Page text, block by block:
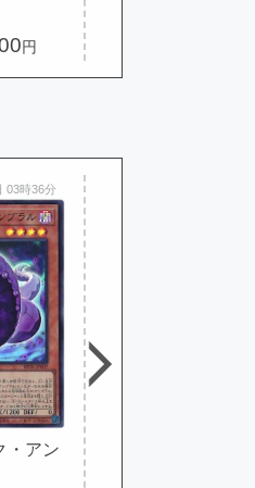
円
03時36分
・アン